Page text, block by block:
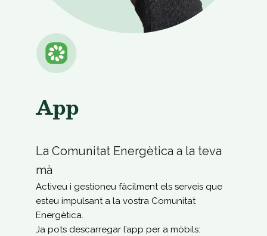
App
La Comunitat Energètica a la teva
mà
Activeu i gestioneu fàcilment els serveis que
esteu impulsant a la vostra Comunitat
Energètica.
Ja pots descarregar l’app per a mòbils: